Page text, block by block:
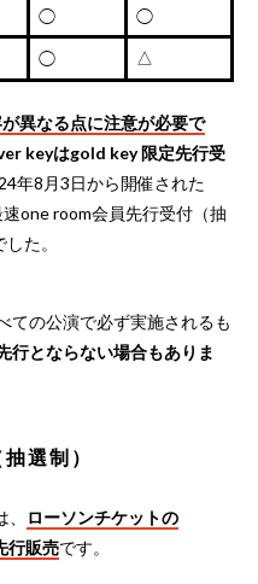
◯ ◯
◯ △
異なる点に注意が必要で
keyはgold key 限定先行受
年8月3日から開催された
one room会員先行受付（抽
た。
ての公演で必ず実施されるも
行とならない場合もありま
選制）
ローソンチケットの
行販売です。